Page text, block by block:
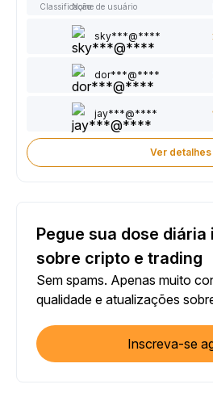
ClassificaçãoNome de usuário
sky***@****
dor***@****
jay***@****
Ver detalhes
Pegue sua dose
sobre cripto e trading
Sem spams. Apenas muito
qualidade e atualizações
Inscreva-se